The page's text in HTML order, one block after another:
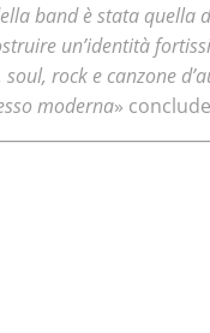
band è stata quella
un’identità
rock e canzone
moderna»